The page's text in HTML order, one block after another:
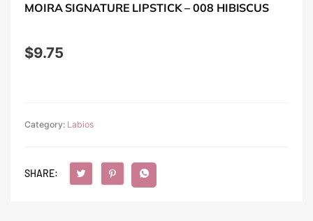
MOIRA SIGNATURE LIPSTICK – 008 HIBISCUS
$9.75
Category: Labios
SHARE: